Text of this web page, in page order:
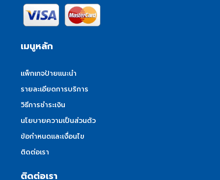
เมนูหลัก
แพ็กเกจป้ายแนะนำ
รายละเอียดการบริการ
วิธีการชำระเงิน
นโยบายความเป็นส่วนตัว
ข้อกำหนดและเงื่อนไข
ติดต่อเรา
ติดต่อเรา